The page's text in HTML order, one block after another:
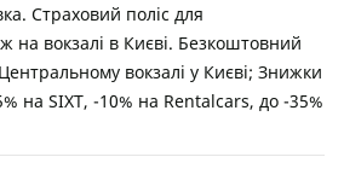
Страховий поліс для
вокзалі в Києві. Безкоштовний
вокзалі у Києві; Знижки
на SIXT, -10% на Rentalcars, до -35%